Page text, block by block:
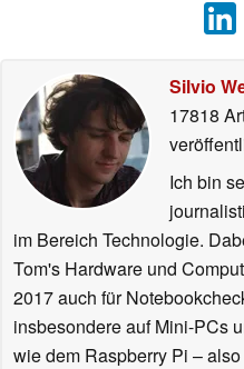
Silvio
17818
Ich bin
im Bereich Technologie.
Tom's Hardware und
2017 auch für
insbesondere auf Mini-PCs
wie dem Raspberry Pi –